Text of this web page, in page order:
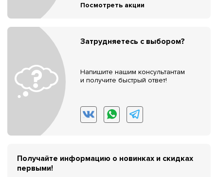
Посмотреть акции
Затрудняетесь с выбором?
Напишите нашим консультантам
и получите быстрый ответ!
Получайте информацию о новинках и скидках
первыми!